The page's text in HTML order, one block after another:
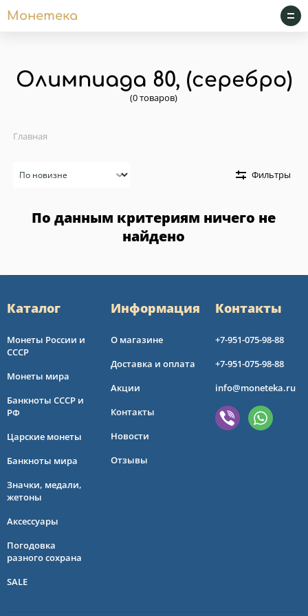
Монетека
Олимпиада 80, (серебро)
(0 товаров)
Главная
Фильтры
По данным критериям ничего не
найдено
Каталог
Монеты России и
СССР
Монеты мира
Банкноты СССР и
РФ
Царские монеты
Банкноты мира
Значки, медали,
жетоны
Аксессуары
Погодовка
разного сохрана
SALE
Информация
О магазине
Доставка и оплата
Акции
Контакты
Новости
Отзывы
Контакты
+7-951-075-98-88
+7-951-075-98-88
info@moneteka.ru